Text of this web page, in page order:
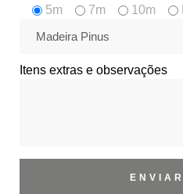
5m
7m 10m
Itens extras e observações